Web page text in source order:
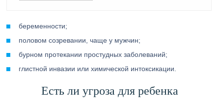
беременности;
половом созревании, чаще у мужчин;
бурном протекании простудных заболеваний;
глистной инвазии или химической интоксикации.
Есть ли угроза для ребенка